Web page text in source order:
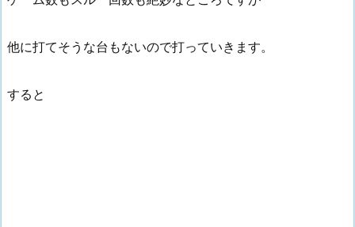
他に打てそうな台もないので打っていきます。
すると